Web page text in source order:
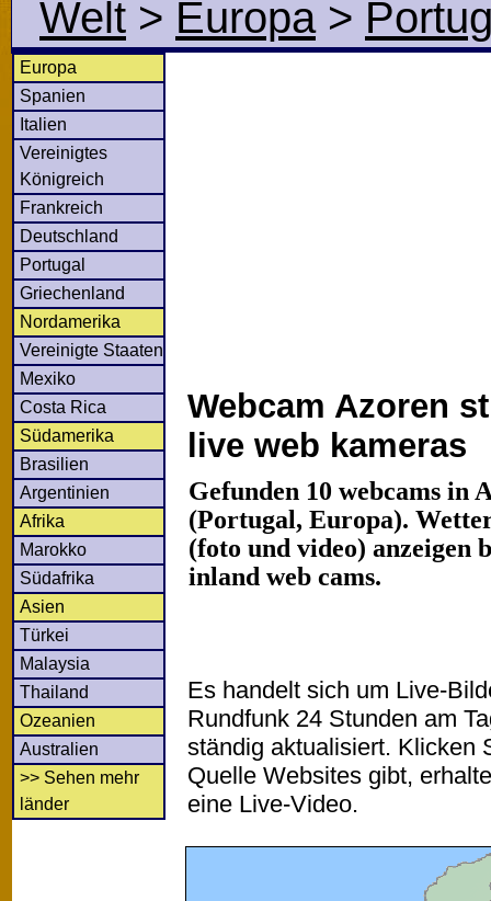
Welt > Europa>
Europa
Spanien
Italien
Vereinigtes
Königreich
Frankreich
Deutschland
Portugal
Griechenland
Nordamerika
Vereinigte Staaten
Mexiko
Costa Rica
Südamerika
Brasilien
Argentinien
Afrika
Marokko
Südafrika
Asien
Türkei
Malaysia
Thailand
Ozeanien
Australien
>> Sehen mehr
länder
Webcam Azoren
live web kameras
Gefunden 10 webcams in
(Portugal, Europa).
(foto und video) anzeigen
inland web cams.
Es handelt sich um Live-
Rundfunk 24 Stunden am
ständig aktualisiert. Klicken
Quelle Websites gibt,
eine Live-Video.